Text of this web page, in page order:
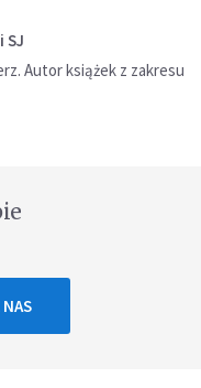
SJ
Autor książek z zakresu